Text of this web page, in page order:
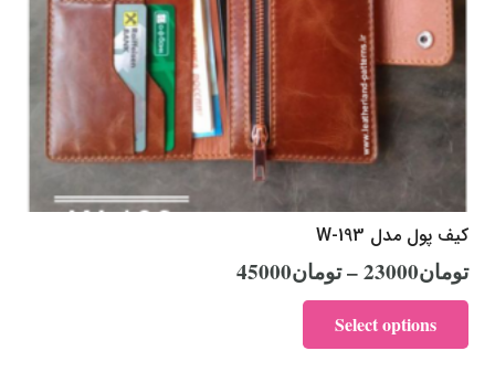
کیف پول مدل W-193
تومان23000
–تومان45000
Select options